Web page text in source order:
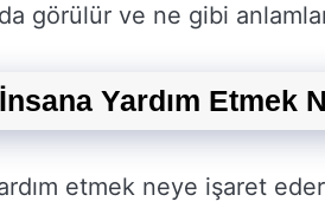
görülür ve ne gibi
Yardım Etmek
etmek neye işaret